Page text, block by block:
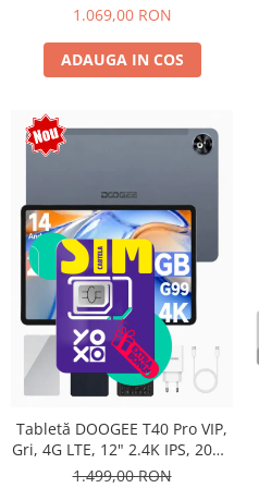
Android 15, Unisoc T615,
Stylus, Face Unlock, Dual SIM
1.069,00 RON
ADAUGA IN COS
Tabletă DOOGEE T40 Pro VIP,
Gri, 4G LTE, 12" 2.4K IPS, 20GB
RAM (8GB + 12GB extensibili),
1.499,00 RON